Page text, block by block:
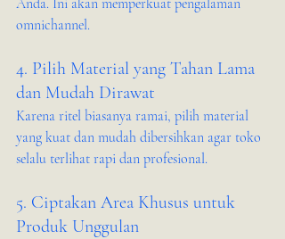
omnichannel.
4. Pilih Material yang Tahan Lama
dan Mudah Dirawat
Karena ritel biasanya ramai, pilih material
yang kuat dan mudah dibersihkan agar toko
selalu terlihat rapi dan profesional.
5. Ciptakan Area Khusus untuk
Produk Unggulan